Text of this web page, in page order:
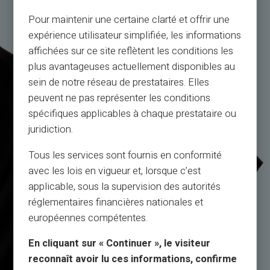
Pour maintenir une certaine clarté et offrir une
expérience utilisateur simplifiée, les informations
affichées sur ce site reflètent les conditions les
plus avantageuses actuellement disponibles au
sein de notre réseau de prestataires. Elles
peuvent ne pas représenter les conditions
spécifiques applicables à chaque prestataire ou
juridiction.
Tous les services sont fournis en conformité
avec les lois en vigueur et, lorsque c’est
applicable, sous la supervision des autorités
réglementaires financières nationales et
européennes compétentes.
En cliquant sur « Continuer », le visiteur
reconnaît avoir lu ces informations, confirme